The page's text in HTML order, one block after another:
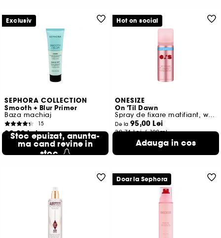
SEPHORA COLLECTION
Smooth + Blur Primer
Baza machiaj
15
83,00 Lei
276,67 Lei /100ml
Stoc epuizat, anunta-
ma cand revine in
stoc
Exclusiv
ONESIZE
On 'Til Dawn
Spray de fixare matifiant, waterproof
De la 95,00 Lei
30,74 Lei /100ml
2 variante disponibile
Adauga in cos
Hot on social
Doar la Sephora